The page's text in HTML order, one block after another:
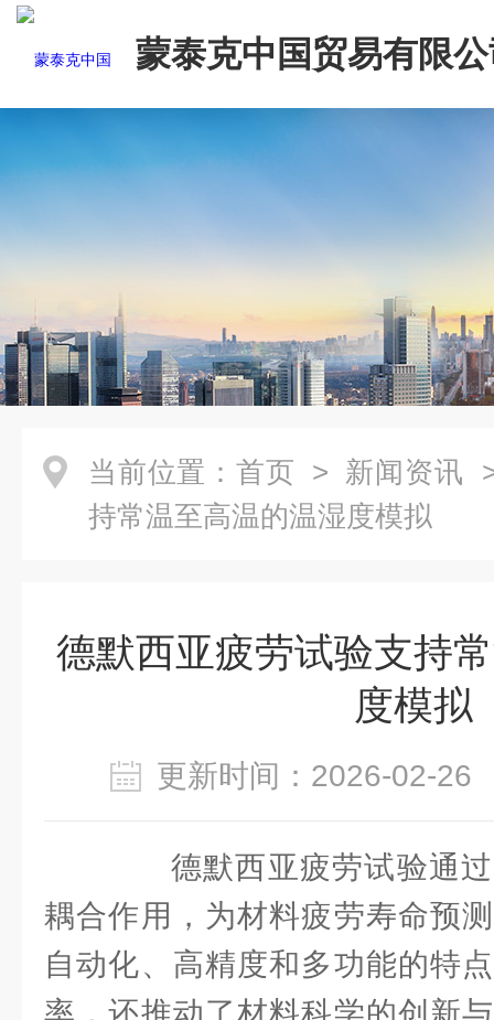
蒙泰克中国贸易有限
当前位置： 首页 > 新闻资讯
持常温至高温的温湿度模拟
德默西亚疲劳试验支持
度模拟
更新时间：2026-02-
德默西亚疲劳试验通过
耦合作用，为材料疲劳寿命预
自动化、高精度和多功能的特
率，还推动了材料科学的创新